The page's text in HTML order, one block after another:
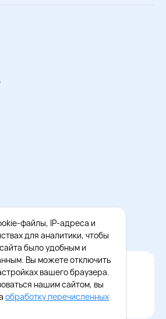
персональных данных
СОУТ
приложение Восток - Запад
бесплатное приложение
файлы, IP-адреса и
для аналитики, чтобы
было удобным и
Вы можете отключить
вашего браузера.
нашим сайтом, вы
обработку перечисленных